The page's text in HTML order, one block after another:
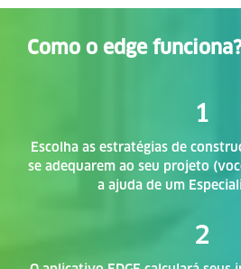
Como o edge
1
Escolha as estratégias de
se adequarem ao seu projeto
a ajuda de um
2